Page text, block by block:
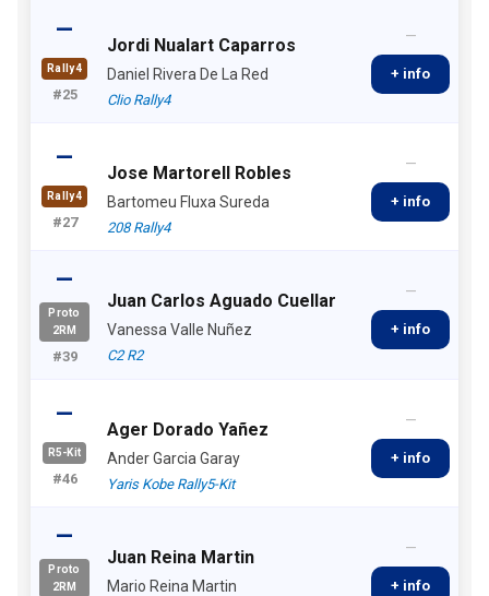
—
Rally4
#25
Jordi Nualart Caparros
Daniel Rivera De La Red
Clio Rally4
—
+ info
—
Rally4
#27
Jose Martorell Robles
Bartomeu Fluxa Sureda
208 Rally4
—
+ info
—
Proto
2RM
#39
Juan Carlos Aguado Cuellar
Vanessa Valle Nuñez
C2 R2
—
+ info
—
R5-Kit
#46
Ager Dorado Yañez
Ander Garcia Garay
Yaris Kobe Rally5-Kit
—
+ info
—
Proto
2RM
Juan Reina Martin
Mario Reina Martin
—
+ info